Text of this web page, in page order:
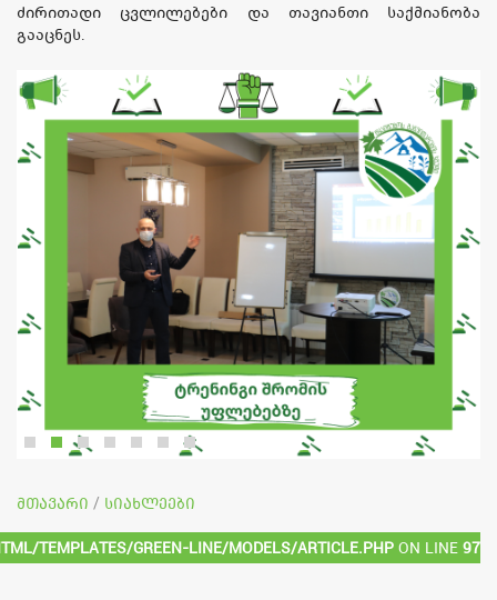
ძირითადი ცვლილებები და თავიანთი საქმიანობა
გააცნეს.
მთავარი / სიახლეები
templates/green-line/models/article.php on line 97